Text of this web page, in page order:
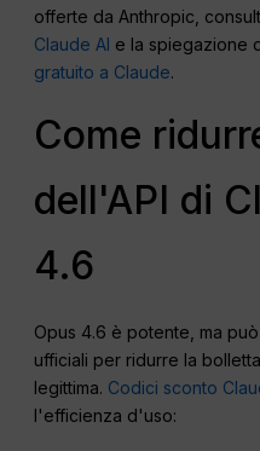
offerte da Anthropic,
Claude AI e la spiegazione
gratuito a Claude.
Come
dell'API di
4.6
Opus 4.6 è potente, ma
ufficiali per ridurre la
legittima. Codici sconto
l'efficienza d'uso: